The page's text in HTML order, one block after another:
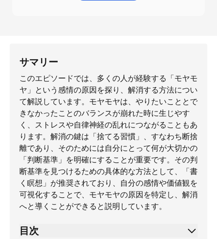
サマリー
このエピソードでは、多くの人が経験する「モヤモ
ヤ」という感情の原因を探り、解消する方法につい
て解説しています。モヤモヤは、やりたいこととで
きなかったことのバランスが崩れた時に生じやす
く、ストレスや自律神経の乱れにつながることもあ
ります。解消の鍵は「捨てる習慣」、すなわち断捨
離であり、そのためには自分にとって何が大切かの
「判断基準」を明確にすることが重要です。その判
断基準を見つけるための具体的な方法として、「書
く瞑想」が推奨されており、自分の感情や価値観を
可視化することで、モヤモヤの原因を特定し、解消
へと導くことができると説明しています。
目次